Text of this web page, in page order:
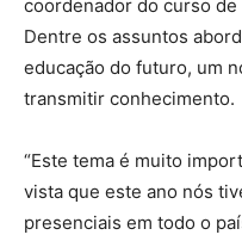
coordenador do curso de
Dentre os assuntos
educação do futuro, um
transmitir conhecimento.
“Este tema é muito
vista que este ano nós
presenciais em todo o